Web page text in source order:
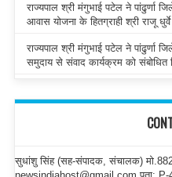
राज्यपाल श्री मंगुभाई पटेल ने पांढुर्णा
आवास योजना के हितग्राही श्री राजू
राज्यपाल श्री मंगुभाई पटेल ने पांढुर्णा
समुदाय से संवाद कार्यक्रम को संबोधित
सुधांशु सिंह (सह-संपादक, संचालक)